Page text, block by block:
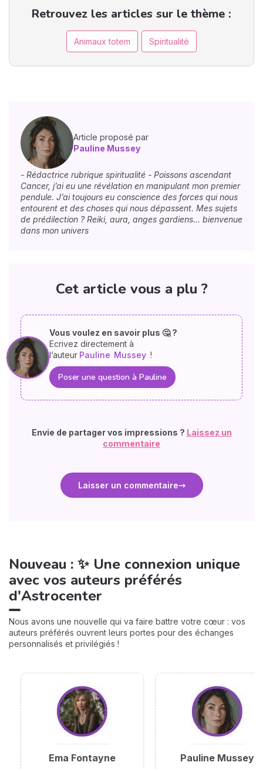
Retrouvez les articles sur le thème :
Animaux totem Spiritualité
Article proposé par
Pauline Mussey
- Rédactrice rubrique spiritualité - Poissons ascendant
Cancer, j’ai eu une révélation en manipulant mon premier
pendule. J’ai toujours eu conscience des forces qui nous
entourent et des choses qui nous dépassent. Mes sujets
de prédilection ? Reiki, aura, anges gardiens… bienvenue
dans mon univers
Cet article vous a plu ?
Vous voulez en savoir plus 🤔 ?
Ecrivez directement à
l’auteur Pauline Mussey !
Poser une question à Pauline
Envie de partager vos impressions ? Laissez un
commentaire
Laisser un commentaire
Nouveau : ✨ Une connexion unique
avec vos auteurs préférés
d'Astrocenter
Nous avons une nouvelle qui va faire battre votre cœur : vos
auteurs préférés ouvrent leurs portes pour des échanges
personnalisés et privilégiés !
Ema Fontayne Pauline Mussey